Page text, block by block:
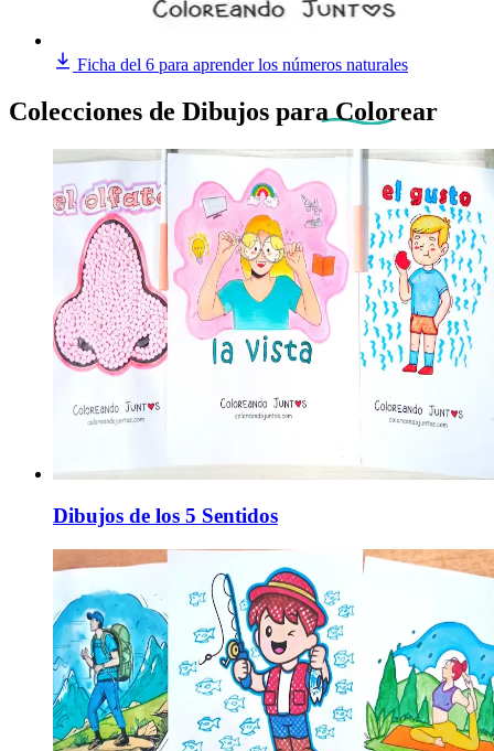
Ficha del 6 para aprender los números naturales
Colecciones de Dibujos para Colorear
Dibujos de los 5 Sentidos